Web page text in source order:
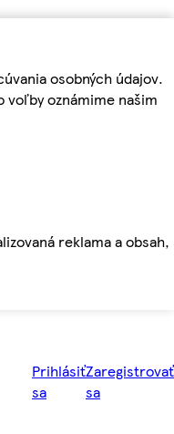
osobných údajov.
voľby oznámime našim
reklama a obsah,
Prihlásiť
sa
Zaregistrovať
sa